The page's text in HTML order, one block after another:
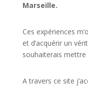
Marseille.
Ces expériences
et d’acquérir un
souhaiterais
A travers ce site